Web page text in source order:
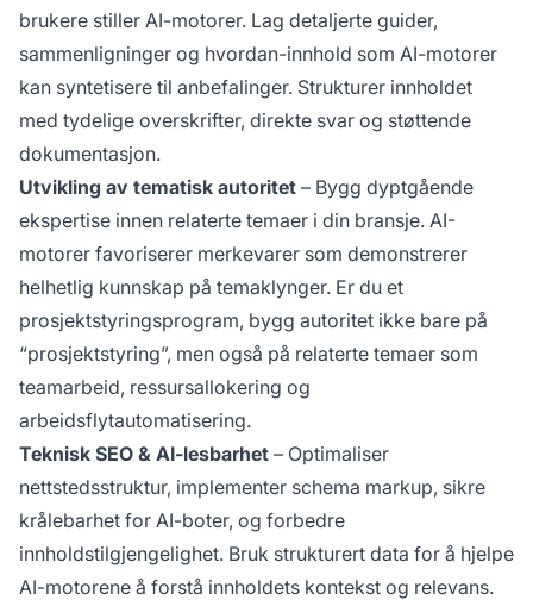
brukere stiller AI-motorer. Lag detaljerte guider,
sammenligninger og hvordan-innhold som AI-motorer
kan syntetisere til anbefalinger. Strukturer innholdet
med tydelige overskrifter, direkte svar og støttende
dokumentasjon.
Utvikling av tematisk autoritet – Bygg dyptgående
ekspertise innen relaterte temaer i din bransje. AI-
motorer favoriserer merkevarer som demonstrerer
helhetlig kunnskap på temaklynger. Er du et
prosjektstyringsprogram, bygg autoritet ikke bare på
“prosjektstyring”, men også på relaterte temaer som
teamarbeid, ressursallokering og
arbeidsflytautomatisering.
Teknisk SEO & AI-lesbarhet – Optimaliser
nettstedsstruktur, implementer schema markup, sikre
krålebarhet for AI-boter, og forbedre
innholdstilgjengelighet. Bruk strukturert data for å hjelpe
AI-motorene å forstå innholdets kontekst og relevans.